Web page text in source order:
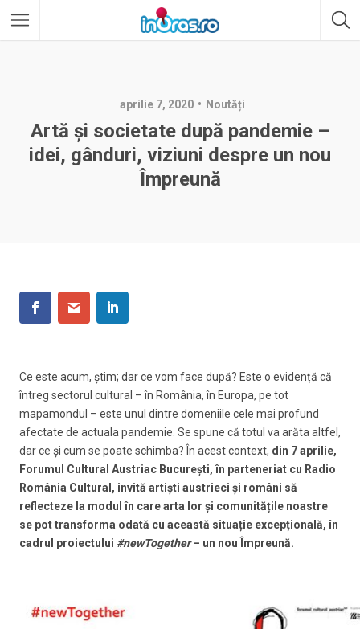
aprilie 7, 2020 Noutăți
Artă şi societate după pandemie –
idei, gânduri, viziuni despre un nou
Împreună
Ce este acum, știm; dar ce vom face după? Este o evidență că
întreg sectorul cultural – în România, în Europa, pe tot
mapamondul – este unul dintre domeniile cele mai profund
afectate de actuala pandemie. Se spune că totul va arăta altfel,
dar ce și cum se poate schimba? În acest context, din 7 aprilie,
Forumul Cultural Austriac București, în parteneriat cu Radio
România Cultural, invită artiști austrieci și români să
reflecteze la modul în care arta lor și comunitățile noastre
se pot transforma odată cu această situație excepțională, în
cadrul proiectului #newTogether– un nou Împreună.